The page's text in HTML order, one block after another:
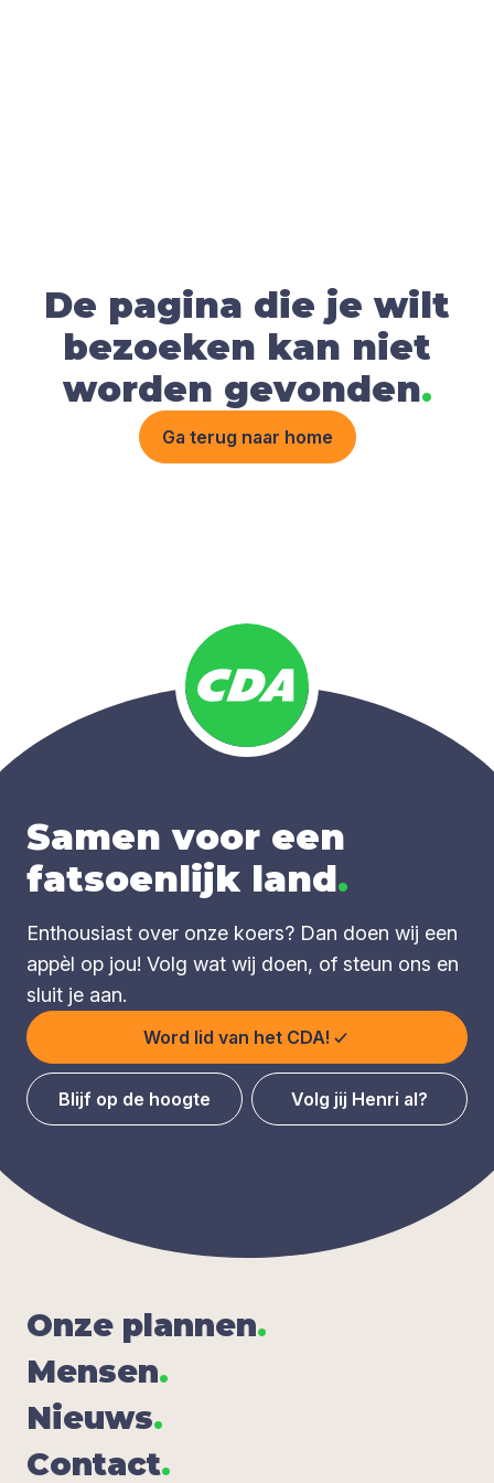
De pagina die je wilt
bezoeken kan niet
worden gevonden.
Ga terug naar home
Samen voor een
fatsoenlijk land.
Enthousiast over onze koers? Dan doen wij een
appèl op jou! Volg wat wij doen, of steun ons en
sluit je aan.
Word lid van het CDA!
Blijf op de hoogte Volg jij Henri al?
Onze plan­nen.
Men­sen.
Nieuws.
Con­tact.